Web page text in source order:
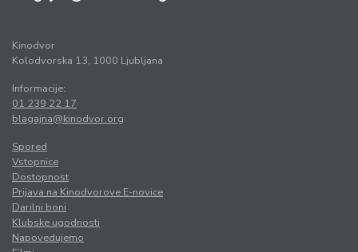
Kinodvor
Kolodvorska 13, 1000 Ljubljana
Informacije:
01 239 22 17
blagajna@kinodvor.org
Spored
Vstopnice
Dostopnost
Prijava na Kinodvorove E-novice
Darilni boni
Klubske ugodnosti
Napovedujemo